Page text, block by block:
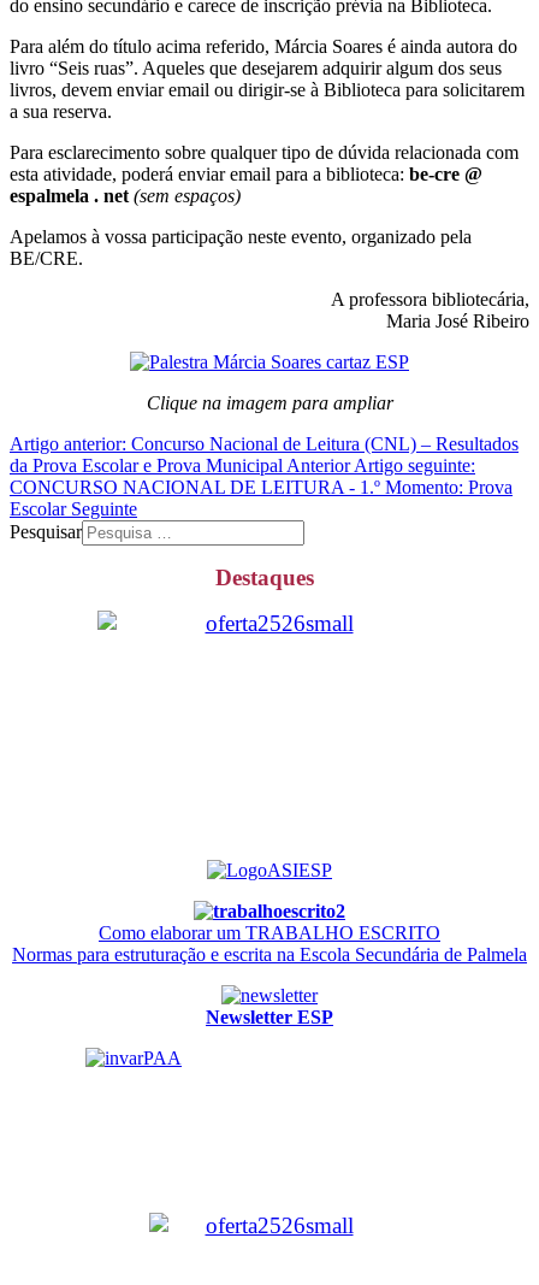
do ensino secundário e carece de inscrição prévia na Biblioteca.
Para além do título acima referido, Márcia Soares é ainda autora do
livro “Seis ruas”. Aqueles que desejarem adquirir algum dos seus
livros, devem enviar email ou dirigir-se à Biblioteca para solicitarem
a sua reserva.
Para esclarecimento sobre qualquer tipo de dúvida relacionada com
esta atividade, poderá enviar email para a biblioteca: be-cre @
espalmela . net (sem espaços)
Apelamos à vossa participação neste evento, organizado pela
BE/CRE.
A professora bibliotecária,
Maria José Ribeiro
Clique na imagem para ampliar
Artigo anterior: Concurso Nacional de Leitura (CNL) – Resultados
da Prova Escolar e Prova Municipal Anterior Artigo seguinte:
CONCURSO NACIONAL DE LEITURA - 1.º Momento: Prova
Escolar Seguinte
Pesquisar
Destaques
Como elaborar um TRABALHO ESCRITO
Normas para estruturação e escrita na Escola Secundária de Palmela
Newsletter ESP